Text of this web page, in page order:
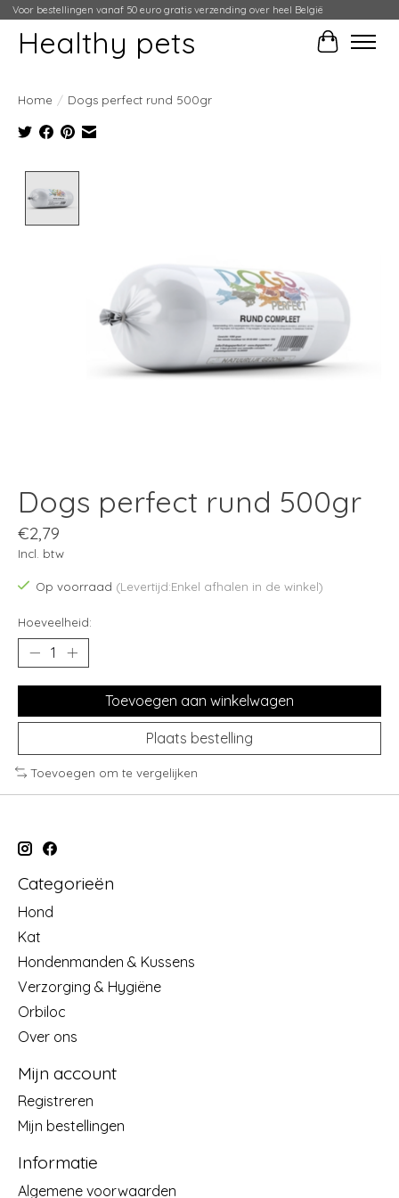
Voor bestellingen vanaf 50 euro gratis verzending over heel België
Healthy pets
Home / Dogs perfect rund 500gr
Dogs perfect rund 500gr
€2,79
Incl. btw
Op voorraad (Levertijd:Enkel afhalen in de winkel)
Hoeveelheid:
Toevoegen aan winkelwagen
Plaats bestelling
Toevoegen om te vergelijken
Categorieën
Hond
Kat
Hondenmanden & Kussens
Verzorging & Hygiëne
Orbiloc
Over ons
Mijn account
Registreren
Mijn bestellingen
Informatie
Algemene voorwaarden